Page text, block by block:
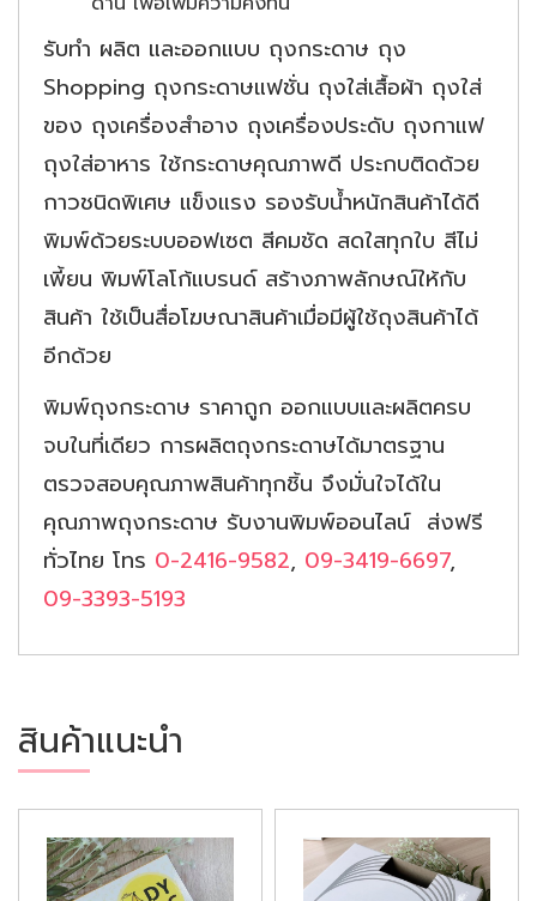
รับทำ ผลิต และออกแบบ ถุงกระดาษ ถุง
Shopping ถุงกระดาษแฟชั่น ถุงใส่เสื้อผ้า ถุงใส่
ของ ถุงเครื่องสำอาง ถุงเครื่องประดับ ถุงกาแฟ
ถุงใส่อาหาร ใช้กระดาษคุณภาพดี ประกบติดด้วย
กาวชนิดพิเศษ แข็งแรง รองรับน้ำหนักสินค้าได้ดี
พิมพ์ด้วยระบบออฟเซต สีคมชัด สดใสทุกใบ สีไม่
เพี้ยน พิมพ์โลโก้แบรนด์ สร้างภาพลักษณ์ให้กับ
สินค้า ใช้เป็นสื่อโฆษณาสินค้าเมื่อมีผู้ใช้ถุงสินค้าได้
อีกด้วย
พิมพ์ถุงกระดาษ ราคาถูก ออกแบบและผลิตครบ
จบในที่เดียว การผลิตถุงกระดาษได้มาตรฐาน
ตรวจสอบคุณภาพสินค้าทุกชิ้น จึงมั่นใจได้ใน
คุณภาพถุงกระดาษ รับงานพิมพ์ออนไลน์ ส่งฟรี
ทั่วไทย โทร 0-2416-9582, 09-3419-6697,
09-3393-5193
สินค้าแนะนำ